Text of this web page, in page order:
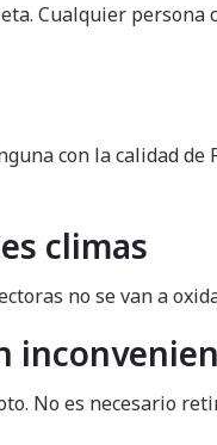
Cualquier
con la calidad
climas
no se van a
No es necesario